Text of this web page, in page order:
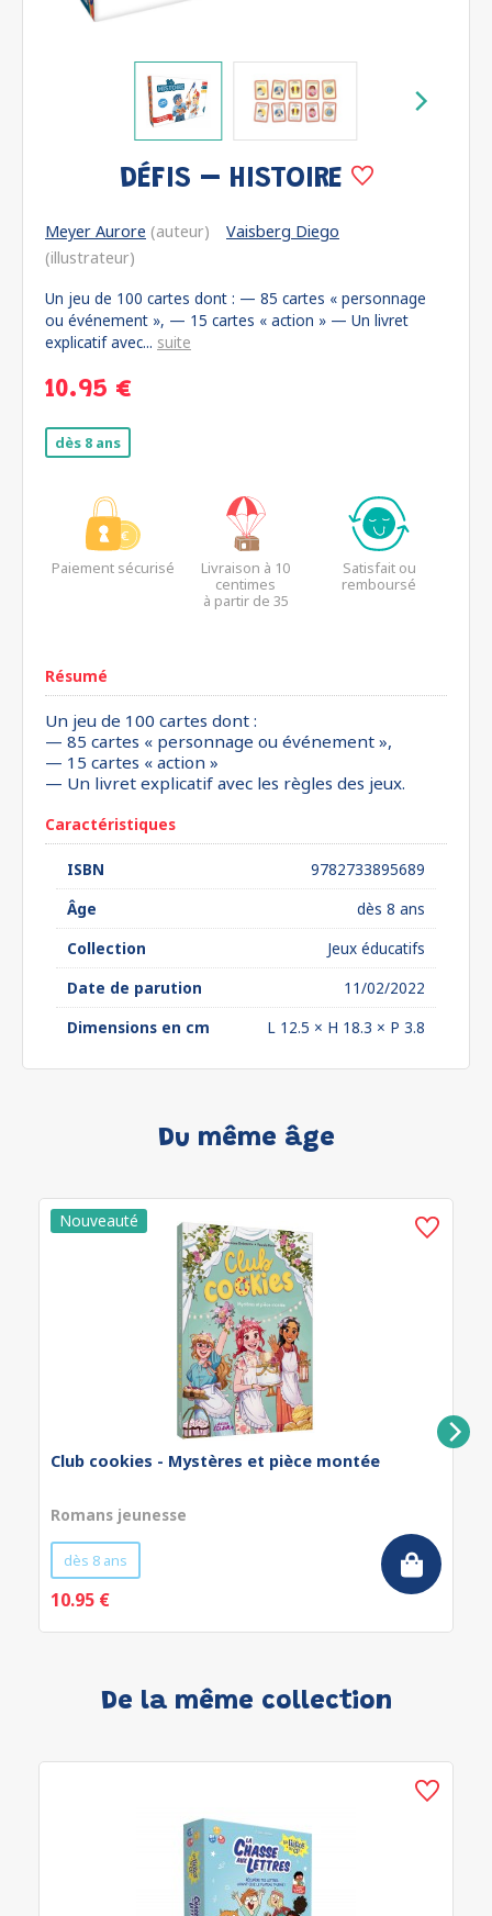
DÉFIS – HISTOIRE
Meyer Aurore (auteur)
Vaisberg Diego
(illustrateur)
Un jeu de 100 cartes dont : — 85 cartes « personnage
ou événement », — 15 cartes « action » — Un livret
explicatif avec... suite
10.95 €
dès 8 ans
Paiement sécurisé
Livraison à 10
centimes
à partir de 35
Satisfait ou
remboursé
Résumé
Un jeu de 100 cartes dont :
— 85 cartes « personnage ou événement »,
— 15 cartes « action »
— Un livret explicatif avec les règles des jeux.
Caractéristiques
ISBN
9782733895689
Âge
dès 8 ans
Collection
Jeux éducatifs
Date de parution
11/02/2022
Dimensions en cm
L 12.5 × H 18.3 × P 3.8
Du même âge
Club cookies - Mystères et pièce montée
Romans jeunesse
dès 8 ans
10.95 €
De la même collection